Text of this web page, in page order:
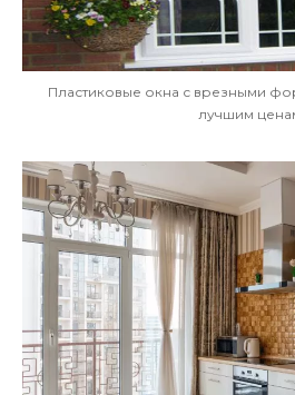
Пластиковые окна с врезными
лучшим